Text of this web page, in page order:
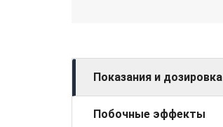
Показания и дозировка
Побочные эффекты